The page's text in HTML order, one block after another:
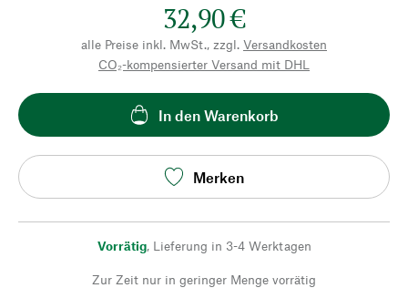
32,90 €
alle Preise inkl. MwSt., zzgl. Versandkosten
CO₂-kompensierter Versand mit DHL
In den Warenkorb
Merken
Vorrätig, Lieferung in 3-4 Werktagen
Zur Zeit nur in geringer Menge vorrätig